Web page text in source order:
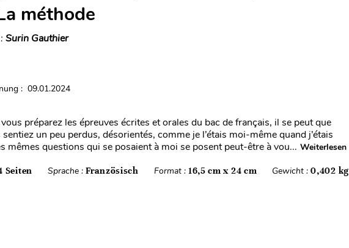
méthode
Surin Gauthier
: 09.01.2024
préparez les épreuves écrites et orales du bac de français, il se peut que
un peu perdus, désorientés, comme je l’étais moi-même quand j’étais
mêmes questions qui se posaient à moi se posent peut-être à vou... Weiterlesen
Seiten Sprache :Französisch Format : 16,5 cm x 24 cm Gewicht :0,402 kg